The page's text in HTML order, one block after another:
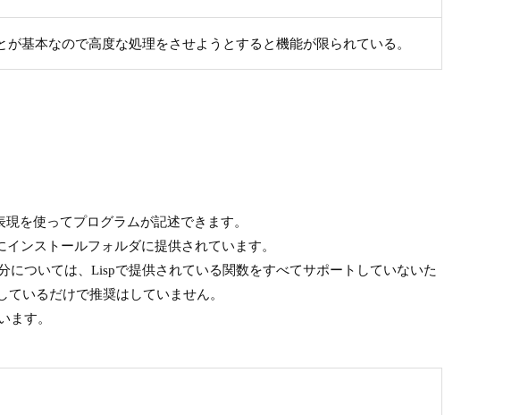
基本なので高度な処理をさせようとすると機能が限られている。
を使ってプログラムが記述できます。
インストールフォルダに提供されています。
ついては、Lispで提供されている関数をすべてサポートしていないた
いるだけで推奨はしていません。
ます。